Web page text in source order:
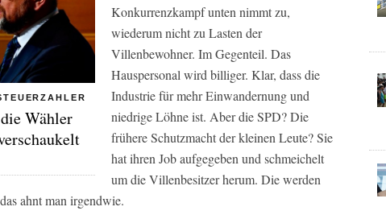
Wähler
Konkurrenzkampf unten nimmt zu,
wiederum nicht zu Lasten der
Villenbewohner. Im Gegenteil. Das
Hauspersonal wird billiger. Klar, dass die
Industrie für mehr Einwandernung und
niedrige Löhne ist. Aber die SPD? Die
frühere Schutzmacht der kleinen Leute? Sie
hat ihren Job aufgegeben und schmeichelt
um die Villenbesitzer herum. Die werden
ahnt man irgendwie.